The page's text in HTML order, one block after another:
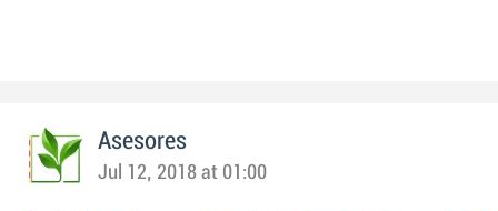
Asesores
Jul 12, 2018 at 01:00